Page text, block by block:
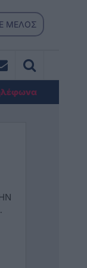
ΜΕΛΟΣ